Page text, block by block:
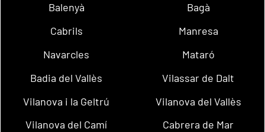
Balenyà
Bagà
Cabrils
Manresa
Navarcles
Mataró
Badia del Vallès
Vilassar de Dalt
Vilanova i la Geltrú
Vilanova del Vallès
Vilanova del Camí
Cabrera de Mar